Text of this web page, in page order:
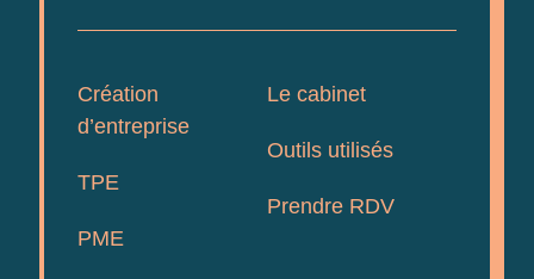
Création
d’entreprise
TPE
PME
Le cabinet
Outils utilisés
Prendre RDV